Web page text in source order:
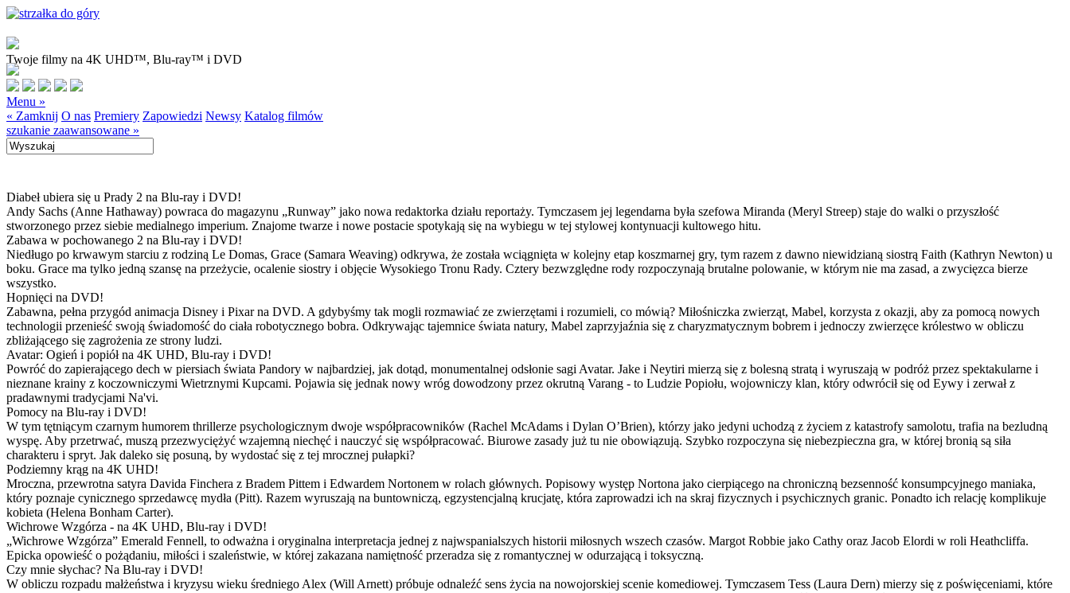
Twoje filmy na 4K UHD™, Blu-ray™ i DVD
Menu »
« Zamknij O nas Premiery Zapowiedzi Newsy Katalog filmów
szukanie zaawansowane »
Diabeł ubiera się u Prady 2 na Blu-ray i DVD!
Andy Sachs (Anne Hathaway) powraca do magazynu „Runway” jako nowa redaktorka działu reportaży. Tymczasem jej legendarna była szefowa Miranda (Meryl Streep) staje do walki o przyszłość
stworzonego przez siebie medialnego imperium. Znajome twarze i nowe postacie spotykają się na wybiegu w tej stylowej kontynuacji kultowego hitu.
Zabawa w pochowanego 2 na Blu-ray i DVD!
Niedługo po krwawym starciu z rodziną Le Domas, Grace (Samara Weaving) odkrywa, że została wciągnięta w kolejny etap koszmarnej gry, tym razem z dawno niewidzianą siostrą Faith (Kathryn Newton) u
boku. Grace ma tylko jedną szansę na przeżycie, ocalenie siostry i objęcie Wysokiego Tronu Rady. Cztery bezwzględne rody rozpoczynają brutalne polowanie, w którym nie ma zasad, a zwycięzca bierze
wszystko.
Hopnięci na DVD!
Zabawna, pełna przygód animacja Disney i Pixar na DVD. A gdybyśmy tak mogli rozmawiać ze zwierzętami i rozumieli, co mówią? Miłośniczka zwierząt, Mabel, korzysta z okazji, aby za pomocą nowych
technologii przenieść swoją świadomość do ciała robotycznego bobra. Odkrywając tajemnice świata natury, Mabel zaprzyjaźnia się z charyzmatycznym bobrem i jednoczy zwierzęce królestwo w obliczu
zbliżającego się zagrożenia ze strony ludzi.
Avatar: Ogień i popiół na 4K UHD, Blu-ray i DVD!
Powróć do zapierającego dech w piersiach świata Pandory w najbardziej, jak dotąd, monumentalnej odsłonie sagi Avatar. Jake i Neytiri mierzą się z bolesną stratą i wyruszają w podróż przez spektakularne i
nieznane krainy z koczowniczymi Wietrznymi Kupcami. Pojawia się jednak nowy wróg dowodzony przez okrutną Varang - to Ludzie Popiołu, wojowniczy klan, który odwrócił się od Eywy i zerwał z
pradawnymi tradycjami Na'vi.
Pomocy na Blu-ray i DVD!
W tym tętniącym czarnym humorem thrillerze psychologicznym dwoje współpracowników (Rachel McAdams i Dylan O’Brien), którzy jako jedyni uchodzą z życiem z katastrofy samolotu, trafia na bezludną
wyspę. Aby przetrwać, muszą przezwyciężyć wzajemną niechęć i nauczyć się współpracować. Biurowe zasady już tu nie obowiązują. Szybko rozpoczyna się niebezpieczna gra, w której bronią są siła
charakteru i spryt. Jak daleko się posuną, by wydostać się z tej mrocznej pułapki?
Podziemny krąg na 4K UHD!
Mroczna, przewrotna satyra Davida Finchera z Bradem Pittem i Edwardem Nortonem w rolach głównych. Popisowy występ Nortona jako cierpiącego na chroniczną bezsenność konsumpcyjnego maniaka,
który poznaje cynicznego sprzedawcę mydła (Pitt). Razem wyruszają na buntowniczą, egzystencjalną krucjatę, która zaprowadzi ich na skraj fizycznych i psychicznych granic. Ponadto ich relację komplikuje
kobieta (Helena Bonham Carter).
Wichrowe Wzgórza - na 4K UHD, Blu-ray i DVD!
„Wichrowe Wzgórza” Emerald Fennell, to odważna i oryginalna interpretacja jednej z najwspanialszych historii miłosnych wszech czasów. Margot Robbie jako Cathy oraz Jacob Elordi w roli Heathcliffa.
Epicka opowieść o pożądaniu, miłości i szaleństwie, w której zakazana namiętność przeradza się z romantycznej w odurzającą i toksyczną.
Czy mnie słychac? Na Blu-ray i DVD!
W obliczu rozpadu małżeństwa i kryzysu wieku średniego Alex (Will Arnett) próbuje odnaleźć sens życia na nowojorskiej scenie komediowej. Tymczasem Tess (Laura Dern) mierzy się z poświęceniami, które